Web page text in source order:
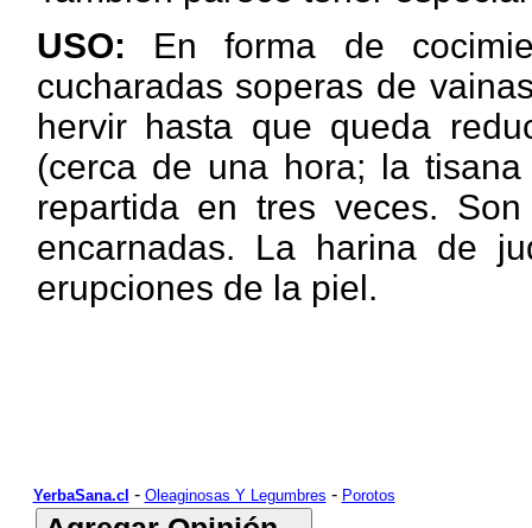
USO: En forma de
cucharadas soperas de
hervir hasta que queda
(cerca de una hora; la
repartida en tres veces.
encarnadas. La harina de
erupciones de la piel.
YerbaSana.cl - Oleaginosas Y Legumbres - Porotos